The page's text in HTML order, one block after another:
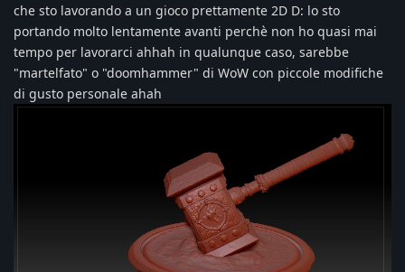
che sto lavorando a un gioco prettamente 2D D: lo sto
portando molto lentamente avanti perchè non ho quasi mai
tempo per lavorarci ahhah in qualunque caso, sarebbe
"martelfato" o "doomhammer" di WoW con piccole modifiche
di gusto personale ahah